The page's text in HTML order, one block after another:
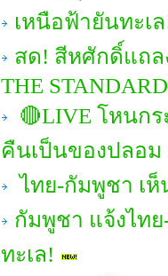
เหนือฟ้ายันทะเ
สด! สีหศักดิ์แถล
THE STANDARD
🔴LIVE โหนก
คืนเป็นของปลอม
ไทย-กัมพูชา เห็
กัมพูชา แจ้งไท
ทะเล!